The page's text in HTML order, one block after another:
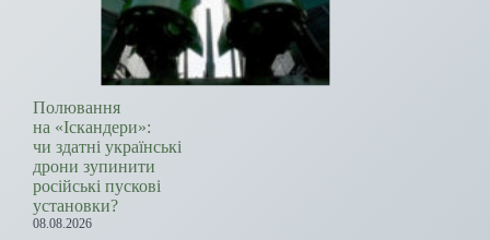
Полювання
на «Іскандери»:
чи здатні українські
дрони зупинити
російські пускові
установки?
08.08.2026